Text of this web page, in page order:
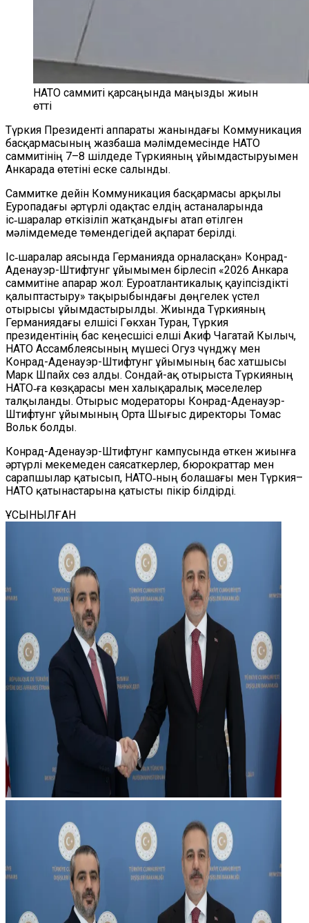
НАТО саммиті қарсаңында маңызды жиын
өтті
Түркия Президенті аппараты жанындағы Коммуникация
басқармасының жазбаша мәлімдемесінде НАТО
саммитінің 7–8 шілдеде Түркияның ұйымдастыруымен
Анкарада өтетіні еске салынды.
Саммитке дейін Коммуникация басқармасы арқылы
Еуропадағы әртүрлі одақтас елдің астаналарында
іс‑шаралар өткізіліп жатқандығы атап өтілген
мәлімдемеде төмендегідей ақпарат берілді.
Іс‑шаралар аясында Германияда орналасқан» Конрад-
Аденауэр-Штифтунг ұйымымен бірлесіп «2026 Анкара
саммитіне апарар жол: Еуроатлантикалық қауіпсіздікті
қалыптастыру» тақырыбындағы дөңгелек үстел
отырысы ұйымдастырылды. Жиында Түркияның
Германиядағы елшісі Гөкхан Туран, Түркия
президентінің бас кеңесшісі елші Акиф Чагатай Кылыч,
НАТО Ассамблеясының мүшесі Огуз Үчүнджү мен
Конрад-Аденауэр-Штифтунг ұйымының бас хатшысы
Марк Шпайх сөз алды. Сондай-ақ отырыста Түркияның
НАТО‑ға көзқарасы мен халықаралық мәселелер
талқыланды. Отырыс модераторы Конрад-Аденауэр-
Штифтунг ұйымының Орта Шығыс директоры Томас
Вольк болды.
Конрад-Аденауэр-Штифтунг кампусында өткен жиынға
әртүрлі мекемеден саясаткерлер, бюрократтар мен
сарапшылар қатысып, НАТО‑ның болашағы мен Түркия–
НАТО қатынастарына қатысты пікір білдірді.
ҰСЫНЫЛҒАН